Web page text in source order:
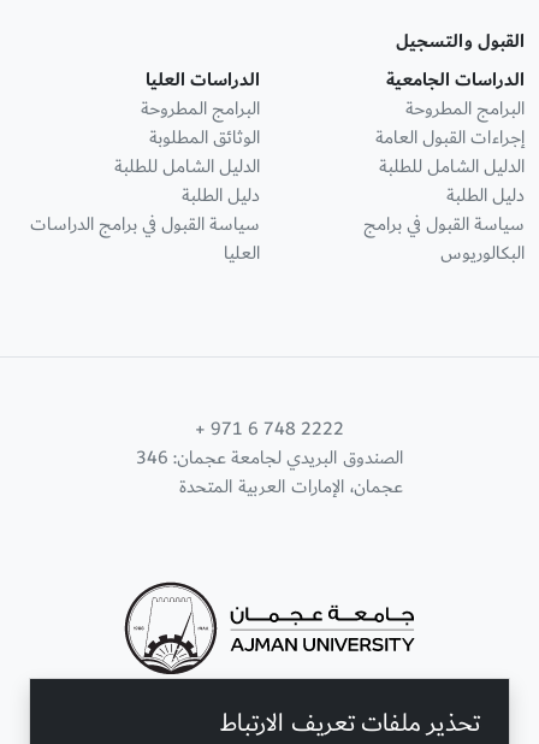
تحذير ملفات تعريف الارتباط
القبول والتسجيل
الدراسات الجامعية
البرامج المطروحة
إجراءات القبول العامة
الدليل الشامل للطلبة
دليل الطلبة
سياسة القبول في برامج
البكالوريوس
الدراسات العليا
البرامج المطروحة
الوثائق المطلوبة
الدليل الشامل للطلبة
دليل الطلبة
سياسة القبول في برامج الدراسات
العليا
+ 971 6 748 2222
الصندوق البريدي لجامعة عجمان: 346
عجمان، الإمارات العربية المتحدة